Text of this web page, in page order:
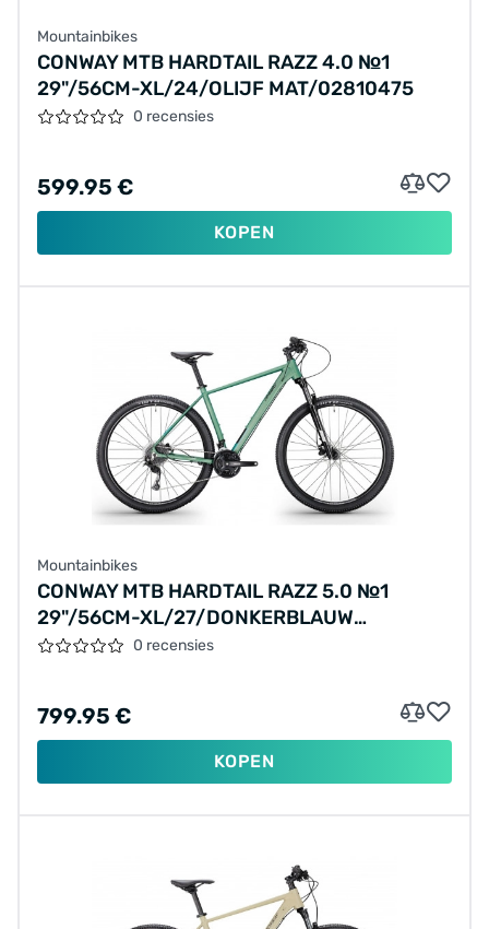
Mountainbikes
CONWAY MTB HARDTAIL RAZZ 4.0 №1
29"/56CM-XL/24/OLIJF MAT/02810475
0 recensies
599.95 €
KOPEN
Mountainbikes
CONWAY MTB HARDTAIL RAZZ 5.0 №1
29"/56CM-XL/27/DONKERBLAUW
MAT/02810490
0 recensies
799.95 €
KOPEN